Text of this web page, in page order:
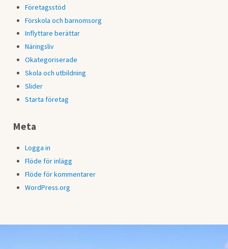
Företagsstöd
Förskola och barnomsorg
Inflyttare berättar
Näringsliv
Okategoriserade
Skola och utbildning
Slider
Starta företag
Meta
Logga in
Flöde för inlägg
Flöde för kommentarer
WordPress.org